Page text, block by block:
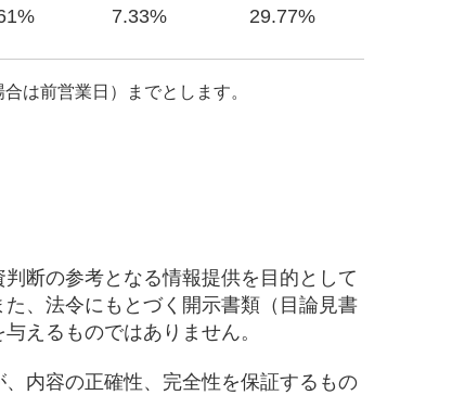
7.33% 29.77%
は前営業日）までとします。
断の参考となる情報提供を目的として
、法令にもとづく開示書類（目論見書
えるものではありません。
内容の正確性、完全性を保証するもの